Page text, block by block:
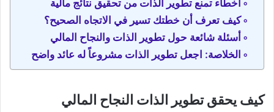
أخطاء تمنع تطوير الذات من تحقيق نتائج مالية
كيف تعرف أن خطتك تسير في الاتجاه الصحيح؟
أسئلة شائعة حول تطوير الذات والنجاح المالي
الخلاصة: اجعل تطوير الذات مشروعاً له عائد واضح
كيف يحقق تطوير الذات النجاح المالي